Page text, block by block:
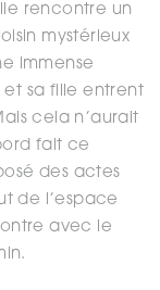
rencontre un
mystérieux
immense
sa fille entrent
cela n’aurait
fait ce
des actes
de l’espace
avec le